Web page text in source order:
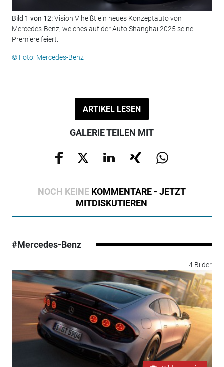
Bild 1 von 12:Vision V heißt ein neues Konzeptauto von
Mercedes-Benz, welches auf der Auto Shanghai 2025 seine
Premiere feiert.
© Foto: Mercedes-Benz
ARTIKEL LESEN
GALERIE TEILEN MIT
NOCH KEINE KOMMENTARE - JETZT
MITDISKUTIEREN
#Mercedes-Benz
4 Bilder